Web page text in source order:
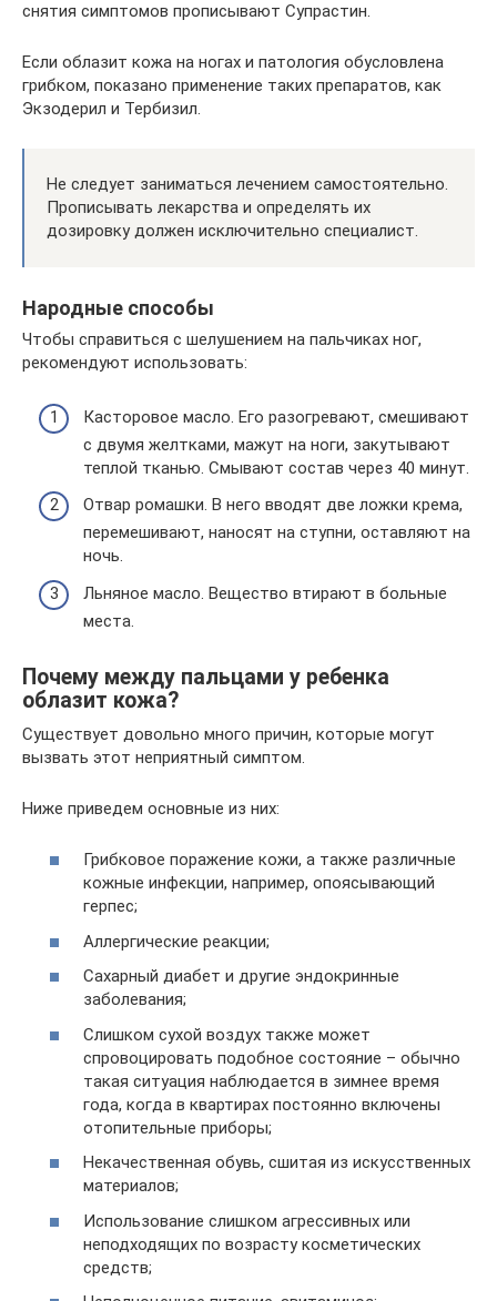
снятия симптомов прописывают Супрастин.
Если облазит кожа на ногах и патология обусловлена
грибком, показано применение таких препаратов, как
Экзодерил и Тербизил.
Не следует заниматься лечением самостоятельно.
Прописывать лекарства и определять их
дозировку должен исключительно специалист.
Народные способы
Чтобы справиться с шелушением на пальчиках ног,
рекомендуют использовать:
Касторовое масло. Его разогревают, смешивают
с двумя желтками, мажут на ноги, закутывают
теплой тканью. Смывают состав через 40 минут.
Отвар ромашки. В него вводят две ложки крема,
перемешивают, наносят на ступни, оставляют на
ночь.
Льняное масло. Вещество втирают в больные
места.
Почему между пальцами у ребенка
облазит кожа?
Существует довольно много причин, которые могут
вызвать этот неприятный симптом.
Ниже приведем основные из них:
Грибковое поражение кожи, а также различные
кожные инфекции, например, опоясывающий
герпес;
Аллергические реакции;
Сахарный диабет и другие эндокринные
заболевания;
Слишком сухой воздух также может
спровоцировать подобное состояние – обычно
такая ситуация наблюдается в зимнее время
года, когда в квартирах постоянно включены
отопительные приборы;
Некачественная обувь, сшитая из искусственных
материалов;
Использование слишком агрессивных или
неподходящих по возрасту косметических
средств;